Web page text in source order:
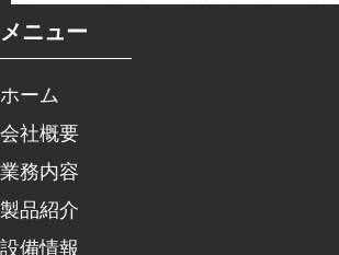
メニュー
ホーム
会社概要
業務内容
製品紹介
設備情報